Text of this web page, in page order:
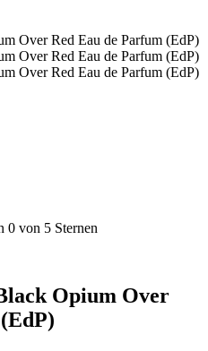
0 von 5 Sternen
Opium Over